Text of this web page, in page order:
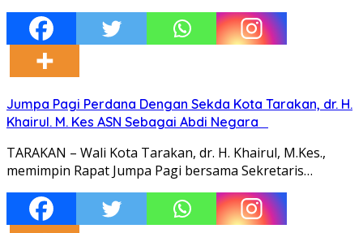
Jumpa Pagi Perdana Dengan Sekda Kota Tarakan, dr. H.
Khairul. M. Kes ASN Sebagai Abdi Negara
TARAKAN – Wali Kota Tarakan, dr. H. Khairul, M.Kes.,
memimpin Rapat Jumpa Pagi bersama Sekretaris…